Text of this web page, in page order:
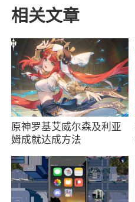
相关文章
原神罗基艾威尔森及利亚
姆成就达成方法